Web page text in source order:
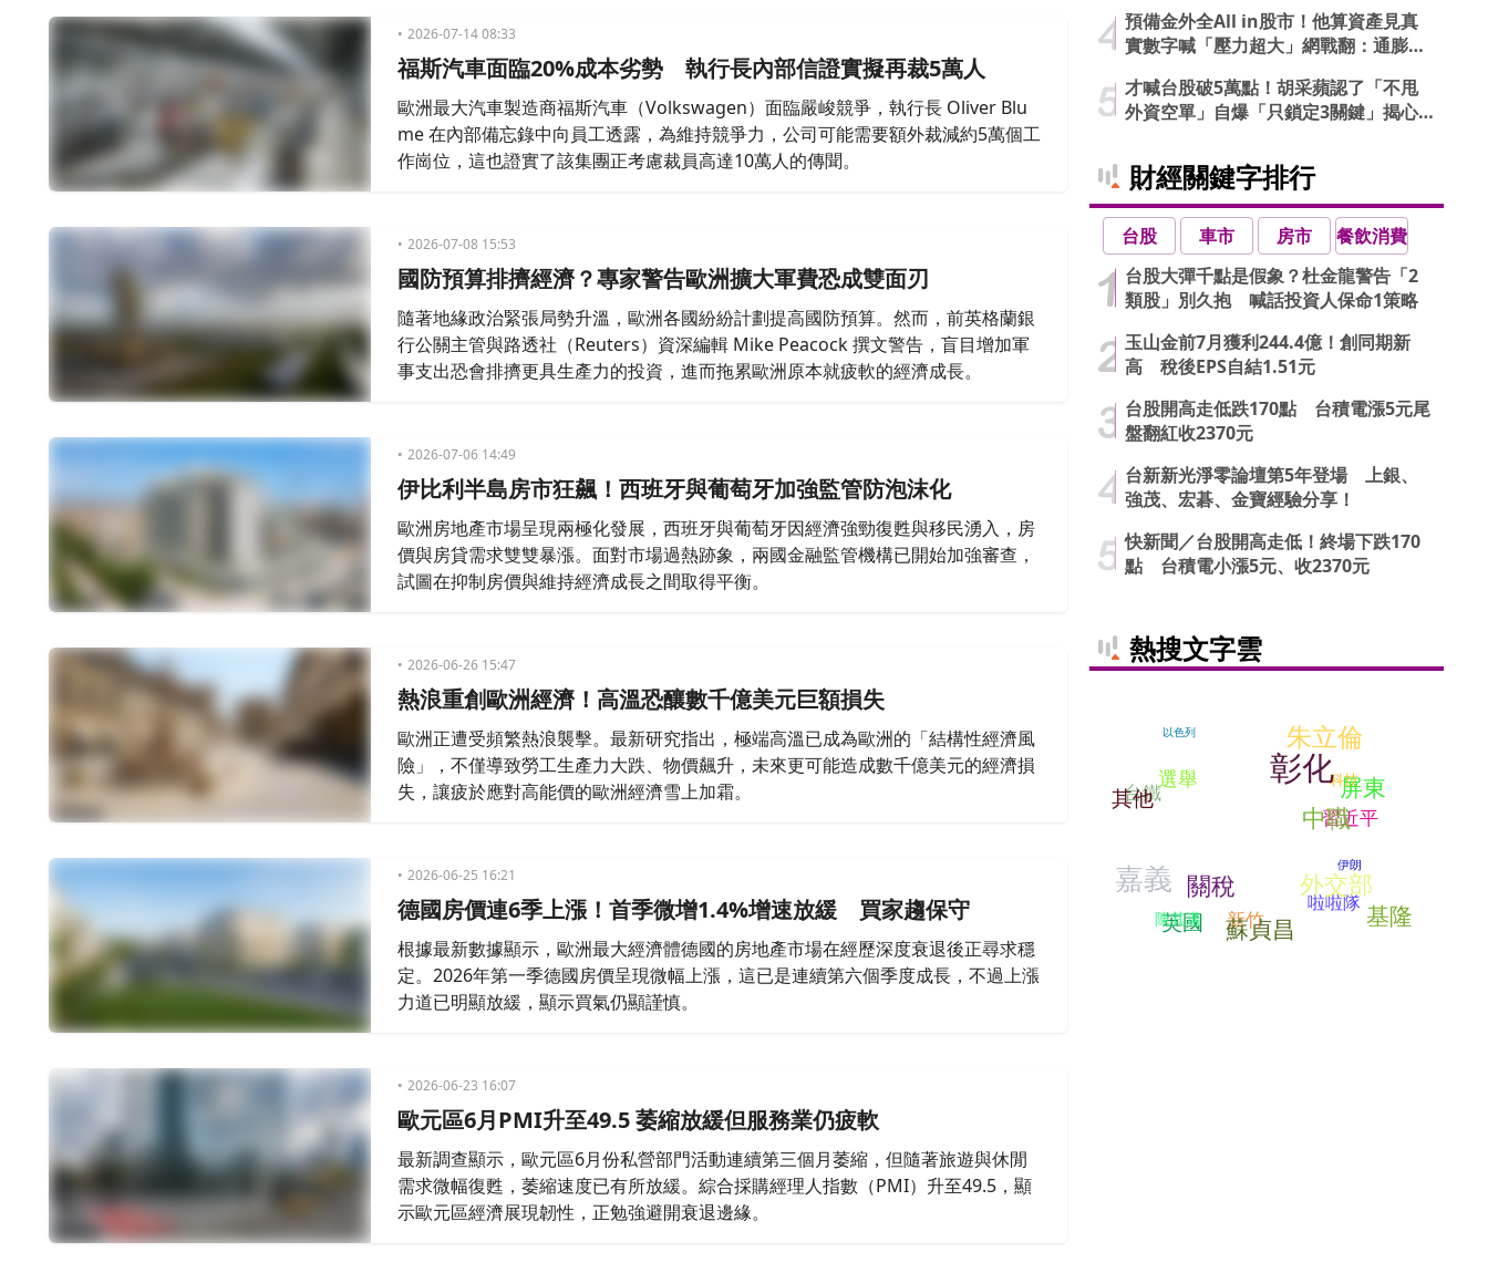
2026-07-14 08:33
福斯汽車面臨20%成本劣勢 執行長內部信證實擬再裁5萬人
歐洲最大汽車製造商福斯汽車（Volkswagen）面臨嚴峻競爭，執行長 Oliver Blu
me 在內部備忘錄中向員工透露，為維持競爭力，公司可能需要額外裁減約5萬個工
作崗位，這也證實了該集團正考慮裁員高達10萬人的傳聞。
2026-07-08 15:53
國防預算排擠經濟？專家警告歐洲擴大軍費恐成雙面刃
隨著地緣政治緊張局勢升溫，歐洲各國紛紛計劃提高國防預算。然而，前英格蘭銀
行公關主管與路透社（Reuters）資深編輯 Mike Peacock 撰文警告，盲目增加軍
事支出恐會排擠更具生產力的投資，進而拖累歐洲原本就疲軟的經濟成長。
2026-07-06 14:49
伊比利半島房市狂飆！西班牙與葡萄牙加強監管防泡沫化
歐洲房地產市場呈現兩極化發展，西班牙與葡萄牙因經濟強勁復甦與移民湧入，房
價與房貸需求雙雙暴漲。面對市場過熱跡象，兩國金融監管機構已開始加強審查，
試圖在抑制房價與維持經濟成長之間取得平衡。
2026-06-26 15:47
熱浪重創歐洲經濟！高溫恐釀數千億美元巨額損失
歐洲正遭受頻繁熱浪襲擊。最新研究指出，極端高溫已成為歐洲的「結構性經濟風
險」，不僅導致勞工生產力大跌、物價飆升，未來更可能造成數千億美元的經濟損
失，讓疲於應對高能價的歐洲經濟雪上加霜。
2026-06-25 16:21
德國房價連6季上漲！首季微增1.4%增速放緩 買家趨保守
根據最新數據顯示，歐洲最大經濟體德國的房地產市場在經歷深度衰退後正尋求穩
定。2026年第一季德國房價呈現微幅上漲，這已是連續第六個季度成長，不過上漲
力道已明顯放緩，顯示買氣仍顯謹慎。
2026-06-23 16:07
歐元區6月PMI升至49.5 萎縮放緩但服務業仍疲軟
最新調查顯示，歐元區6月份私營部門活動連續第三個月萎縮，但隨著旅遊與休閒
需求微幅復甦，萎縮速度已有所放緩。綜合採購經理人指數（PMI）升至49.5，顯
示歐元區經濟展現韌性，正勉強避開衰退邊緣。
預備金外全All in股市！他算資產見真
實數字喊「壓力超大」網戰翻：通膨才
才喊台股破5萬點！胡采蘋認了「不甩
外資空單」自爆「只鎖定3關鍵」揭心
財經關鍵字排行
台股 車市 房市
餐飲消費
台股大彈千點是假象？杜金龍警告「2
類股」別久抱 喊話投資人保命1策略
玉山金前7月獲利244.4億！創同期新
高 稅後EPS自結1.51元
台股開高走低跌170點 台積電漲5元尾
盤翻紅收2370元
台新新光淨零論壇第5年登場 上銀、
強茂、宏碁、金寶經驗分享！
快新聞／台股開高走低！終場下跌170
點 台積電小漲5元、收2370元
熱搜文字雲
科技
台鐵
其他
英國
伊朗
啦啦隊
以色列
外交部
選舉
關稅
嘉義
彰化
陳其邁
屏東
習近平
朱立倫
新竹 基隆
中職
蘇貞昌